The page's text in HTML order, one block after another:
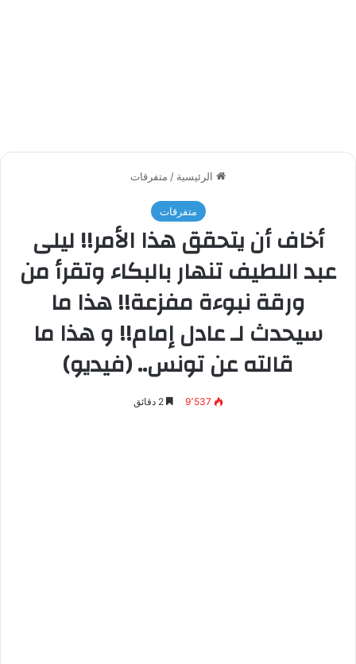
الرئيسية / متفرقات
متفرقات
أخاف أن يتحقق هذا الأمر!! ليلى
عبد اللطيف تنهار بالبكاء وتقرأ من
ورقة نبوءة مفزعة!! هذا ما
سيحدث لـ عادل إمام!! و هذا ما
قالته عن تونس.. (فيديو)
9٬537 2 دقائق